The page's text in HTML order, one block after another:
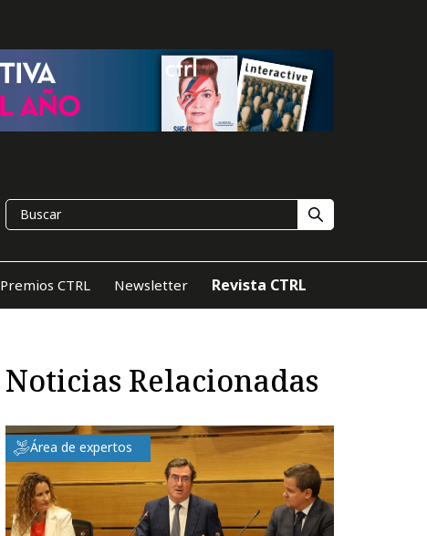
Premios CTRL Newsletter Revista CTRL
Noticias Relacionadas
Área de expertos